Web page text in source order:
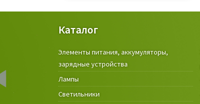
Каталог
Элементы питания, аккумуляторы,
зарядные устройства
Лампы
Светильники